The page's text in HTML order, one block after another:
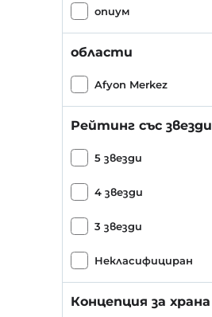
опиум
области
Afyon Merkez
Рейтинг със звезди
5 звезди
4 звезди
3 звезди
Некласифициран
Концепция за храна